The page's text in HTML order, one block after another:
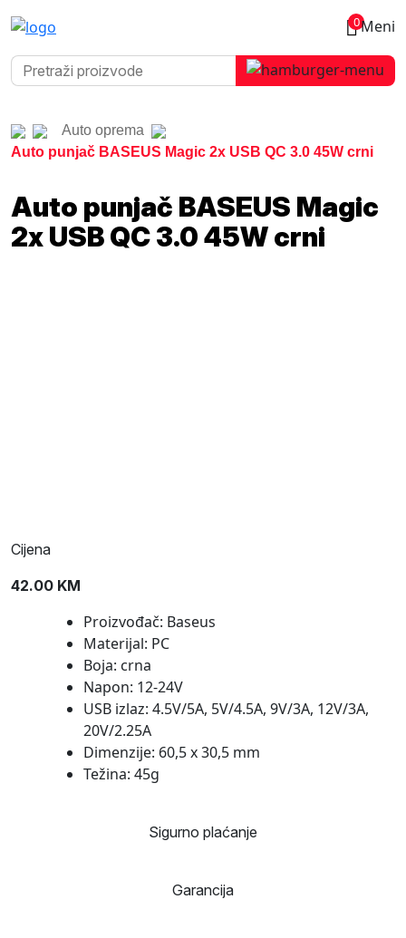
0Meni
Auto oprema
Auto punjač BASEUS Magic 2x USB QC 3.0 45W crni
Auto punjač BASEUS Magic
2x USB QC 3.0 45W crni
Cijena
42.00 KM
Proizvođač: Baseus
Materijal: PC
Boja: crna
Napon: 12-24V
USB izlaz: 4.5V/5A, 5V/4.5A, 9V/3A, 12V/3A,
20V/2.25A
Dimenzije: 60,5 x 30,5 mm
Težina: 45g
Sigurno plaćanje
Garancija